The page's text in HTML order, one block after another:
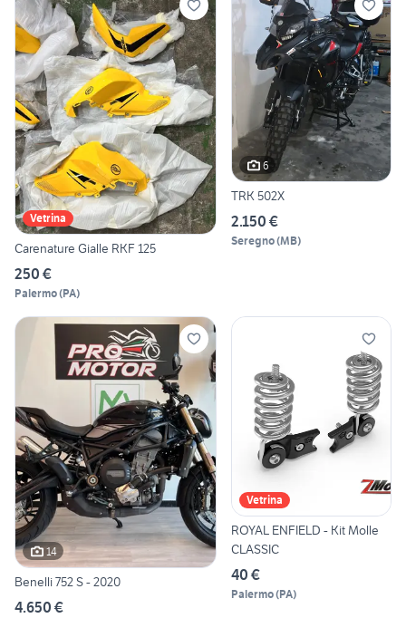
Vetrina
Carenature Gialle RKF 125
250 €
Palermo(PA)
6
TRK 502X
2.150 €
Seregno(MB)
14
Benelli 752 S - 2020
4.650 €
Vetrina
ROYAL ENFIELD - Kit Molle
CLASSIC
40 €
Palermo(PA)